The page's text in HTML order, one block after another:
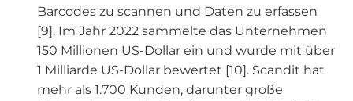
Barcodes zu scannen und Daten zu erfassen
[9]. Im Jahr 2022 sammelte das Unternehmen
150 Millionen US-Dollar ein und wurde mit über
1 Milliarde US-Dollar bewertet [10]. Scandit hat
mehr als 1.700 Kunden, darunter große